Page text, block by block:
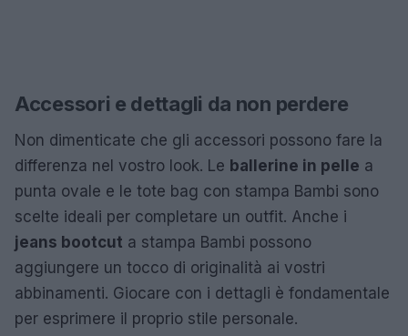
Accessori e dettagli da non perdere
Non dimenticate che gli accessori possono fare la
differenza nel vostro look. Le ballerine in pelle a
punta ovale e le tote bag con stampa Bambi sono
scelte ideali per completare un outfit. Anche i
jeans bootcut a stampa Bambi possono
aggiungere un tocco di originalità ai vostri
abbinamenti. Giocare con i dettagli è fondamentale
per esprimere il proprio stile personale.